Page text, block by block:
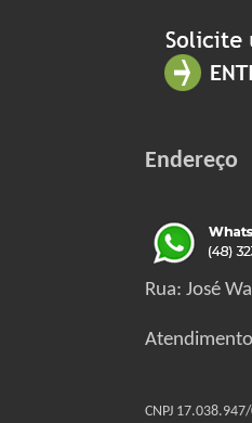
Endereço
Rua: José
CNPJ